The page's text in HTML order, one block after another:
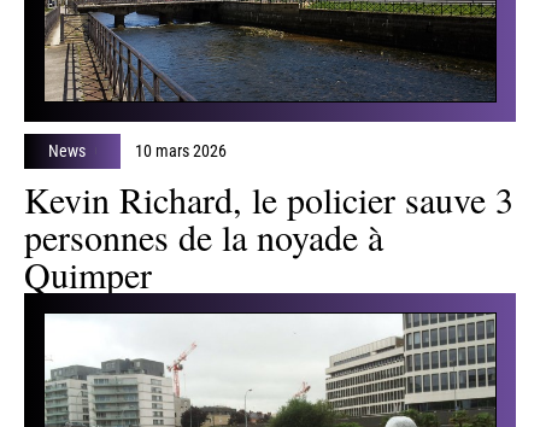
News 10 mars 2026
Kevin Richard, le policier sauve 3
personnes de la noyade à
Quimper